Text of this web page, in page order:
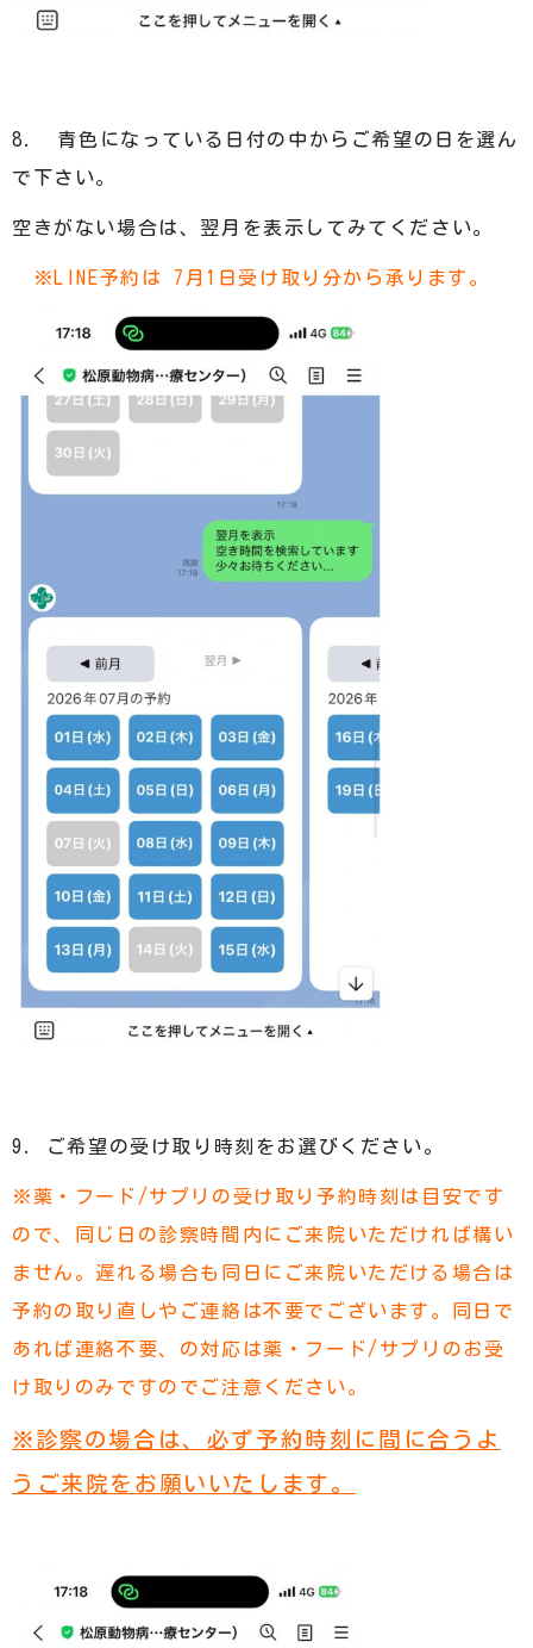
8. 青色になっている日付の中からご希望の日を選ん
で下さい。
空きがない場合は、翌月を表示してみてください。
※LINE予約は 7月1日受け取り分から承ります。
9. ご希望の受け取り時刻をお選びください。
※薬・フード/サプリの受け取り予約時刻は目安です
ので、同じ日の診察時間内にご来院いただければ構い
ません。遅れる場合も同日にご来院いただける場合は
予約の取り直しやご連絡は不要でございます。同日で
あれば連絡不要、の対応は薬・フード/サプリのお受
け取りのみですのでご注意ください。
※診察の場合は、必ず予約時刻に間に合うよ
うご来院をお願いいたします。